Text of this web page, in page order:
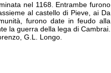
nel 1168. Entrambe furono
al castello di Pieve, ai Da
furono date in feudo alla
la guerra della lega di Cambrai.
G.L. Longo.